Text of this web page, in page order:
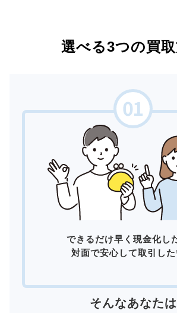
選べる3つの買
できるだけ早く現金化し
対面で安心して取引した
そんなあなたは